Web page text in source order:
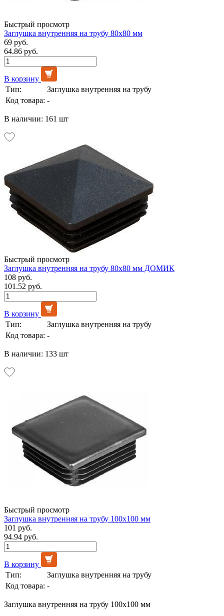
Быстрый просмотр
Заглушка внутренняя на трубу 80х80 мм
69 руб.
64.86 руб.
В корзину
Тип:
Заглушка внутренняя на трубу
Код товара: -
В наличии: 161 шт
Быстрый просмотр
Заглушка внутренняя на трубу 80х80 мм ДОМИК
108 руб.
101.52 руб.
В корзину
Тип:
Заглушка внутренняя на трубу
Код товара: -
В наличии: 133 шт
Быстрый просмотр
Заглушка внутренняя на трубу 100х100 мм
101 руб.
94.94 руб.
В корзину
Тип:
Заглушка внутренняя на трубу
Код товара: -
Заглушка внутренняя на трубу 100х100 мм